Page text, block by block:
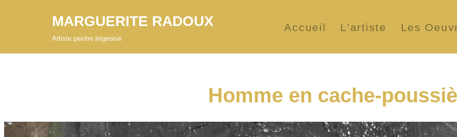
contenu
MARGUERITE RADOUX
Artiste peintre liégeoise
Accueil L’artiste Les
Homme en cache-